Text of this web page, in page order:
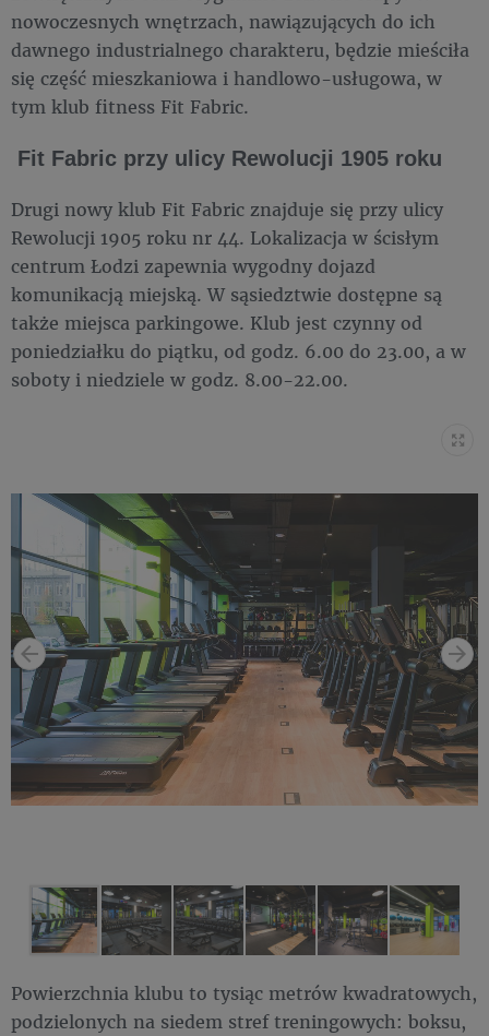
nowoczesnych wnętrzach, nawiązujących do ich
dawnego industrialnego charakteru, będzie mieściła
się część mieszkaniowa i handlowo-usługowa, w
tym klub fitness Fit Fabric.
Fit Fabric przy ulicy Rewolucji 1905 roku
Drugi nowy klub Fit Fabric znajduje się przy ulicy
Rewolucji 1905 roku nr 44. Lokalizacja w ścisłym
centrum Łodzi zapewnia wygodny dojazd
komunikacją miejską. W sąsiedztwie dostępne są
także miejsca parkingowe. Klub jest czynny od
poniedziałku do piątku, od godz. 6.00 do 23.00, a w
soboty i niedziele w godz. 8.00-22.00.
Powierzchnia klubu to tysiąc metrów kwadratowych,
podzielonych na siedem stref treningowych: boksu,